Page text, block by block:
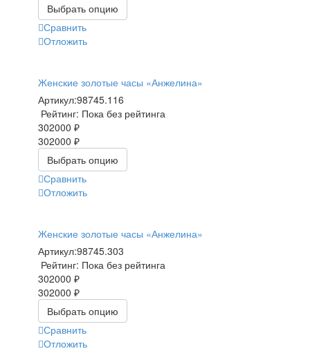
Выбрать опцию
Сравнить
Отложить
Женские золотые часы «Анжелина»
Артикул:98745.116
Рейтинг: Пока без рейтинга
302000 ₽
302000 ₽
Выбрать опцию
Сравнить
Отложить
Женские золотые часы «Анжелина»
Артикул:98745.303
Рейтинг: Пока без рейтинга
302000 ₽
302000 ₽
Выбрать опцию
Сравнить
Отложить